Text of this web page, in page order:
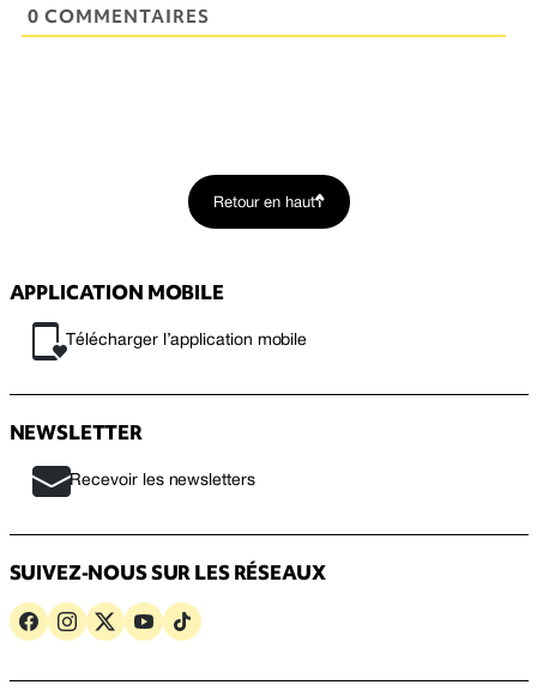
0 COMMENTAIRES
Retour en haut
APPLICATION MOBILE
Télécharger l’application mobile
NEWSLETTER
Recevoir les newsletters
SUIVEZ-NOUS SUR LES RÉSEAUX